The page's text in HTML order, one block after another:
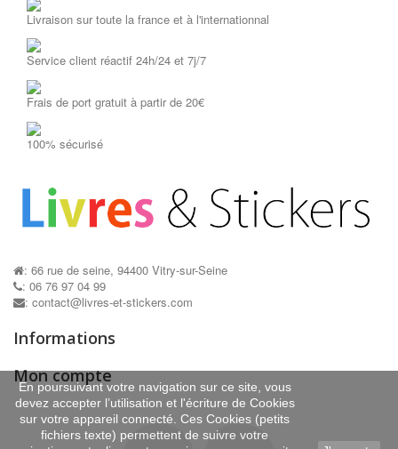
Livraison sur toute la france et à l'internationnal
Service client réactif 24h/24 et 7j/7
Frais de port gratuit à partir de 20€
100% sécurisé
: 66 rue de seine, 94400 Vitry-sur-Seine
: 06 76 97 04 99
: contact@livres-et-stickers.com
Informations
Mon compte
En poursuivant votre navigation sur ce site, vous
devez accepter l’utilisation et l'écriture de Cookies
sur votre appareil connecté. Ces Cookies (petits
fichiers texte) permettent de suivre votre